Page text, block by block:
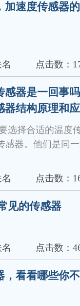
加速度传感器
点击数：
器是一回事
器结构原理和
选择合适的温度
感器。他们是同
点击数：
见的传感器
点击数：
，看看哪些你